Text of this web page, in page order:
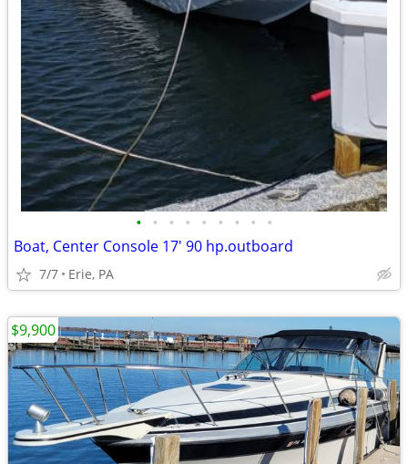
• • • • • • • • •
Boat, Center Console 17' 90 hp.outboard
7/7 Erie, PA
$9,900